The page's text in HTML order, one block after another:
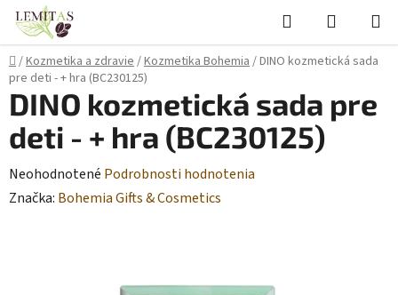
Prejsť
obsah
Hľadať
KOŠÍK
Domov
/Kozmetika a zdravie/Kozmetika Bohemia/DINO kozmetická sada
pre deti - + hra (BC230125)
DINO kozmetická sada pre
deti - + hra (BC230125)
Priemerné
hodnotenie
Neohodnotené Podrobnosti hodnotenia
Značka: Bohemia Gifts & Cosmetics